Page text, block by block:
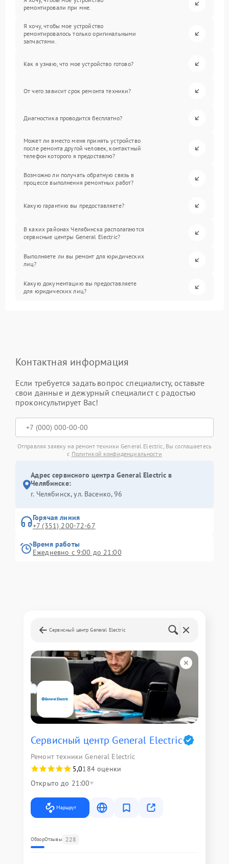
ремонтировали при мне.
Я хочу, чтобы мое устройство
ремонтировалось только оригинальными
запчастями.
Как я узнаю, что мое устройство готово?
От чего зависит срок ремонта техники?
Диагностика проводится бесплатно?
Может ли вместо меня принять устройство
после ремонта другой человек, контактный
телефон которого я предоставлю?
Возможно ли получать обратную связь в
процессе выполнения ремонтных работ?
Какую гарантию вы предоставляете?
В каких районах Челябинска располагаются
сервисные центры General Electric?
Выполняете ли вы ремонт для юридических
лиц?
Какую документацию вы предоставляете
для юридических лиц?
Контактная информация
Если требуется задать вопрос специалисту, оставьте
свои данные и дежурный специалист с радостью
проконсультирует Вас!
Отправляя заявку на ремонт техники General Electric, Вы соглашаетесь
с Политикой конфиденциальности
Адрес сервисного центра General Electric в
Челябинске:
г. Челябинск, ул. Васенко, 96
Горячая линия
+7 (351) 200-72-67
Время работы
Ежедневно с 9:00 до 21:00
Сервисный центр General Electric
Сервисный центр General Electric
Ремонт техники General Electric
5,0184 оценки
Открыто до 21:00
Маршрут
ОбзорОтзывы 228